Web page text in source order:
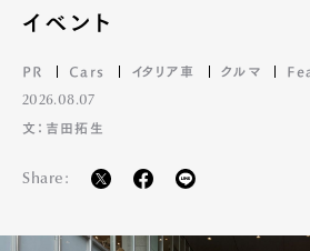
イベント
PR Cars イタリア車 クルマ
2026.08.07
文：吉田拓生
Share: